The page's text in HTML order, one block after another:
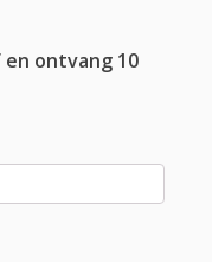
ontvang 10